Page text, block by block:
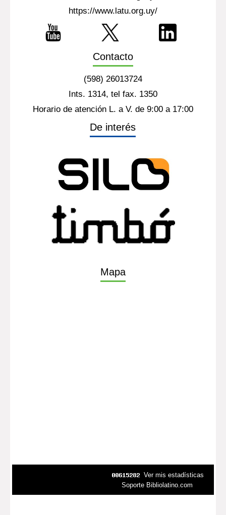
https://www.latu.org.uy/
Contacto
(598) 26013724
Ints. 1314, tel fax. 1350
Horario de atención L. a V. de 9:00 a 17:00
De interés
Mapa
Ver mis estadísticas
Soporte Bibliolatino.com